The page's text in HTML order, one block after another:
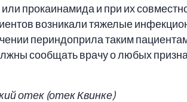
прокаинамида и при их
возникали тяжелые
периндоприла таким
сообщать врачу о любых
отек (отек Квинке)